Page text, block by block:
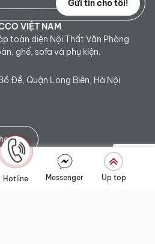
Gửi tin cho tôi!
VIỆT NAM
toàn diện Nội Thất Văn Phòng
ghế, sofa và phụ kiện.
Đề, Quận Long Biên, Hà Nội
345 - 347 Trần Phú, phường An
Hotline Messenger Up top